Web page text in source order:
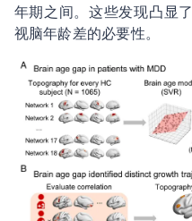
年期之间。这些发现凸显
视脑年龄差的必要性。